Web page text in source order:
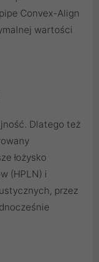
Convex-Align
wartości
Dlatego też
łożysko
(HPLN) i
przez